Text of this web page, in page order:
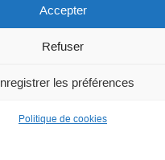
Accepter
Refuser
les préférences
Politique de cookies